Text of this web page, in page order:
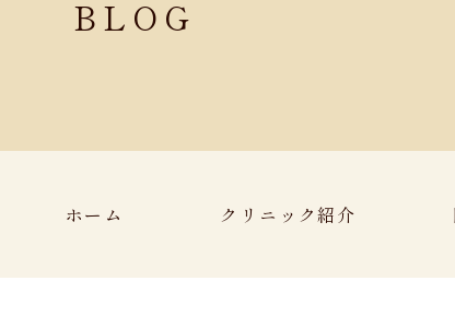
BLOG
ホーム クリニック紹介